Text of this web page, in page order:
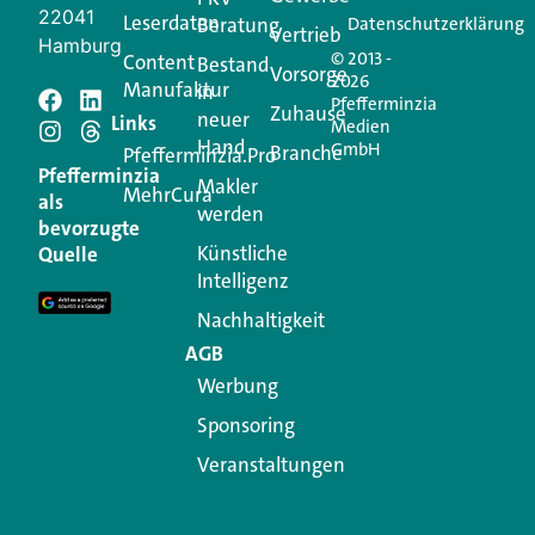
Schreiben Sie einen
Kommentar
Ihre E-Mail-Adresse wird nicht veröffentlicht.
Erforderliche Felder sind mit
Kommentar
22041
Hamburg
Pfefferminzia
als
bevorzugte
Quelle
Leserdaten
Content
Manufaktur
Links
Pfefferminzia.Pro
MehrCura
Beratung
Bestand
in
neuer
Hand
Makler
werden
Künstliche
Intelligenz
Nachhaltigkeit
AGB
Werbung
Sponsoring
Veranstaltungen
Vertrieb
Vorsorge
Zuhause
Branche
© 2013 -
2026
Pfefferminzia
Medien
GmbH
Datenschutzerklärung